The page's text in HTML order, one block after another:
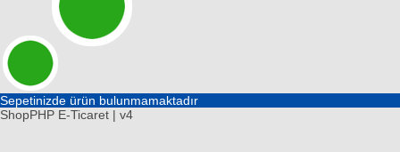
Sepetinizde ürün bulunmamaktadır
ShopPHP E-Ticaret | v4